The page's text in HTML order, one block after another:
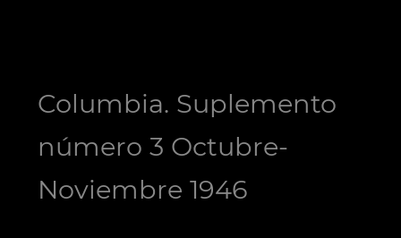
Columbia. Suplemento
número 3 Octubre-
Noviembre 1946